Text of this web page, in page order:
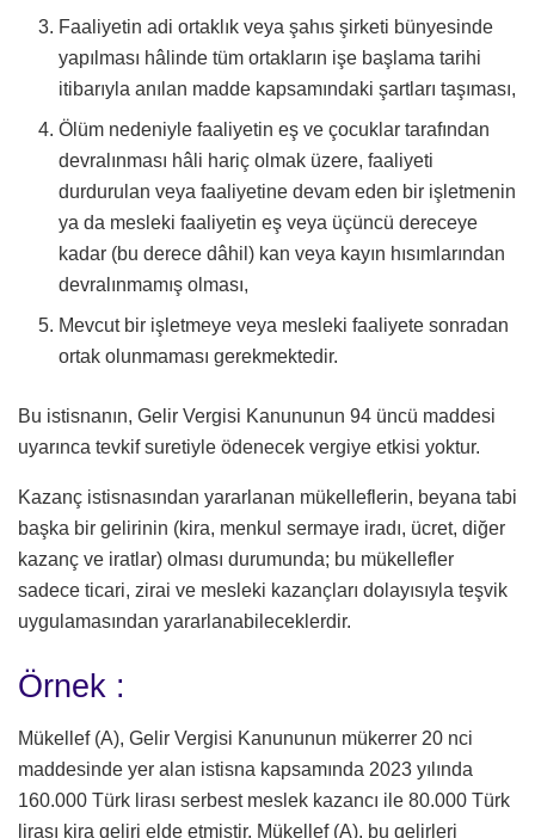
Faaliyetin adi ortaklık veya şahıs şirketi bünyesinde
yapılması hâlinde tüm ortakların işe başlama tarihi
itibarıyla anılan madde kapsamındaki şartları taşıması,
Ölüm nedeniyle faaliyetin eş ve çocuklar tarafından
devralınması hâli hariç olmak üzere, faaliyeti
durdurulan veya faaliyetine devam eden bir işletmenin
ya da mesleki faaliyetin eş veya üçüncü dereceye
kadar (bu derece dâhil) kan veya kayın hısımlarından
devralınmamış olması,
Mevcut bir işletmeye veya mesleki faaliyete sonradan
ortak olunmaması gerekmektedir.
Bu istisnanın, Gelir Vergisi Kanununun 94 üncü maddesi
uyarınca tevkif suretiyle ödenecek vergiye etkisi yoktur.
Kazanç istisnasından yararlanan mükelleflerin, beyana tabi
başka bir gelirinin (kira, menkul sermaye iradı, ücret, diğer
kazanç ve iratlar) olması durumunda; bu mükellefler
sadece ticari, zirai ve mesleki kazançları dolayısıyla teşvik
uygulamasından yararlanabileceklerdir.
Örnek :
Mükellef (A), Gelir Vergisi Kanununun mükerrer 20 nci
maddesinde yer alan istisna kapsamında 2023 yılında
160.000 Türk lirası serbest meslek kazancı ile 80.000 Türk
lirası kira geliri elde etmiştir. Mükellef (A), bu gelirleri